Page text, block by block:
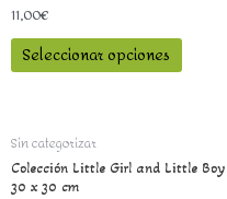
Valorado
con
0
11,00€
Seleccionar opciones
Sin categorizar
Colección Little Girl and Little Boy
30 x 30 cm